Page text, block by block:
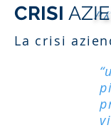
CRISI
La crisi